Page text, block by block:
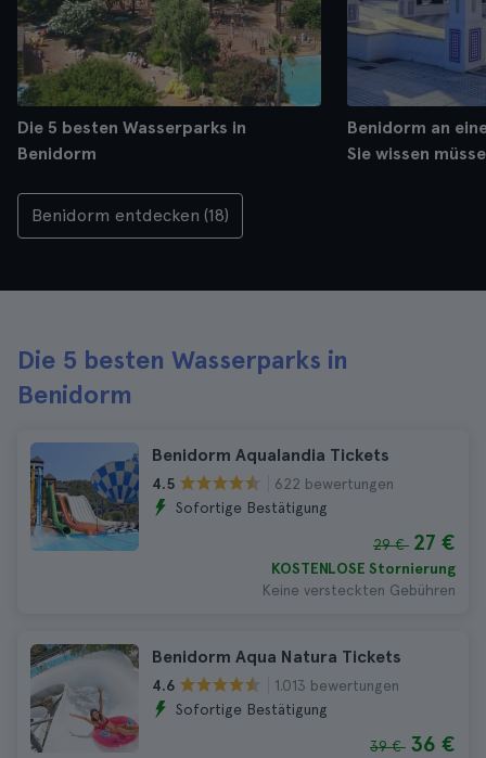
Die 5 besten Wasserparks in
Benidorm
Benidorm an
Sie wissen
Benidorm entdecken (18)
Die 5 besten Wasserparks in
Benidorm
Benidorm Aqualandia Tickets
4.5
622 bewertungen
Sofortige Bestätigung
29 € 27 €
KOSTENLOSE Stornierung
Keine versteckten Gebühren
Benidorm Aqua Natura Tickets
4.6
1.013 bewertungen
Sofortige Bestätigung
39 € 36 €